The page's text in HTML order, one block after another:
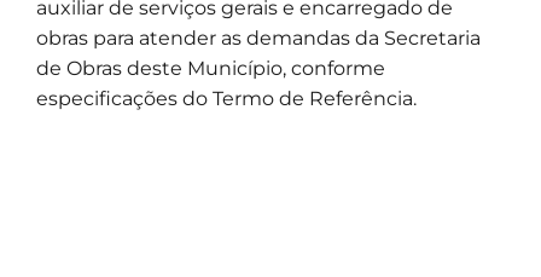
auxiliar de serviços gerais e encarregado de
obras para atender as demandas da Secretaria
de Obras deste Município, conforme
especificações do Termo de Referência.